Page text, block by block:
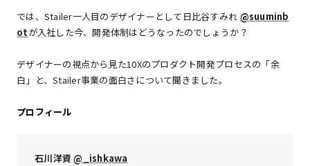
では、Stailer一人目のデザイナーとして日比谷すみれ @suuminb
otが入社した今、開発体制はどうなったのでしょうか？
デザイナーの視点から見た10Xのプロダクト開発プロセスの「余
白」と、Stailer事業の面白さについて聞きました。
プロフィール
石川洋資@_ishkawa